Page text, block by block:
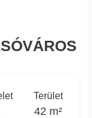
Terület
42 m²